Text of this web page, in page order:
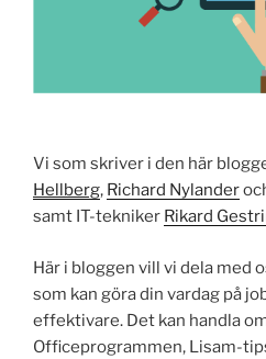
Vi som skriver i den här
Hellberg, Richard Nylander
samt IT-tekniker Rikard
Här i bloggen vill vi dela med
som kan göra din vardag på
effektivare. Det kan handla
Officeprogrammen, Lisam-